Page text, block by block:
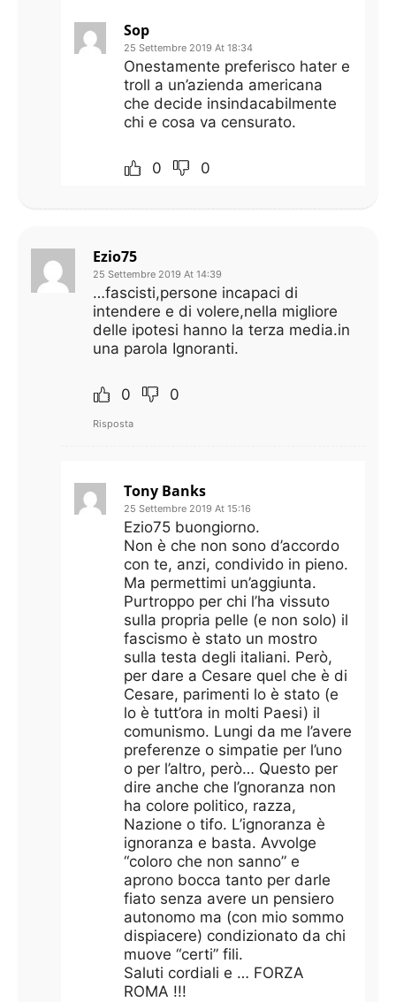
Sop
25 Settembre 2019 At 18:34
Onestamente preferisco hater e
troll a un’azienda americana
che decide insindacabilmente
chi e cosa va censurato.
0 0
Ezio75
25 Settembre 2019 At 14:39
…fascisti,persone incapaci di
intendere e di volere,nella migliore
delle ipotesi hanno la terza media.in
una parola Ignoranti.
0 0
Risposta
Tony Banks
25 Settembre 2019 At 15:16
Ezio75 buongiorno.
Non è che non sono d’accordo
con te, anzi, condivido in pieno.
Ma permettimi un’aggiunta.
Purtroppo per chi l’ha vissuto
sulla propria pelle (e non solo) il
fascismo è stato un mostro
sulla testa degli italiani. Però,
per dare a Cesare quel che è di
Cesare, parimenti lo è stato (e
lo è tutt’ora in molti Paesi) il
comunismo. Lungi da me l’avere
preferenze o simpatie per l’uno
o per l’altro, però… Questo per
dire anche che l’gnoranza non
ha colore politico, razza,
Nazione o tifo. L’ignoranza è
ignoranza e basta. Avvolge
“coloro che non sanno” e
aprono bocca tanto per darle
fiato senza avere un pensiero
autonomo ma (con mio sommo
dispiacere) condizionato da chi
muove “certi” fili.
Saluti cordiali e … FORZA
ROMA !!!